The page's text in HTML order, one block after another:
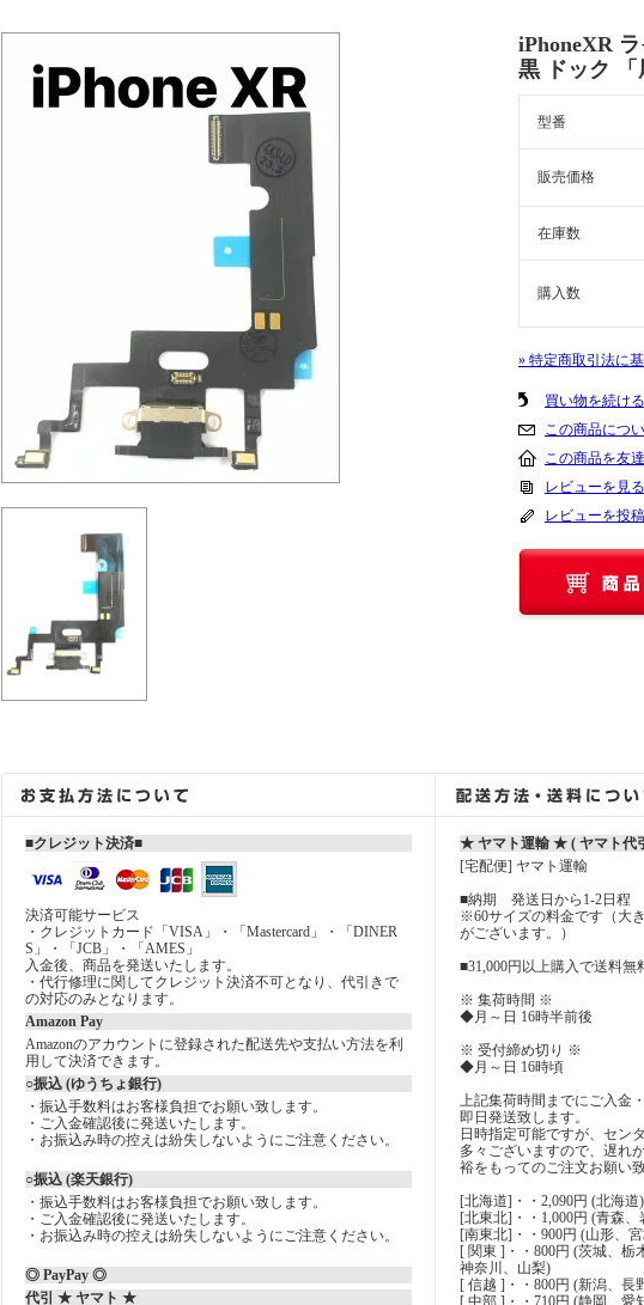
iPhoneXR
黒 ドック 「
型番
販売価格
在庫数
購入数
» 特定商取引法に
買い物を続ける
この商品につ
この商品を友
レビューを見
レビューを投稿
■クレジット決済■
決済可能サービス
・クレジットカード「VISA」・「Mastercard」・「DINER
S」・「JCB」・「AMES」
入金後、商品を発送いたします。
・代行修理に関してクレジット決済不可となり、代引きで
の対応のみとなります。
Amazon Pay
Amazonのアカウントに登録された配送先や支払い方法を利
用して決済できます。
○振込 (ゆうちょ銀行)
・振込手数料はお客様負担でお願い致します。
・ご入金確認後に発送いたします。
・お振込み時の控えは紛失しないようにご注意ください。
○振込 (楽天銀行)
・振込手数料はお客様負担でお願い致します。
・ご入金確認後に発送いたします。
・お振込み時の控えは紛失しないようにご注意ください。
◎ PayPay ◎
代引 ★ ヤマト ★
★ ヤマト運輸 ★ ( ヤマト代
[宅配便] ヤマト運輸
■納期 発送日から1-2日程
※60サイズの料金です（大
がございます。）
■31,000円以上購入で送料無
※ 集荷時間 ※
◆月～日 16時半前後
※ 受付締め切り ※
◆月～日 16時頃
上記集荷時間までにご入金
即日発送致します。
日時指定可能ですが、セン
多々ございますので、遅れ
裕をもってのご注文お願い致
[北海道]・・2,090円 (北海道)
[北東北]・・1,000円 (青森
[南東北]・・900円 (山形、
[ 関東 ]・・800円 (茨城、栃
神奈川、山梨)
[ 信越 ]・・800円 (新潟、長
[ 中部 ]・・710円 (静岡、愛